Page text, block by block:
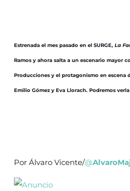
Estrenada el mes pasado en el SURGE, La
Ramos y ahora salta a un escenario mayor
Producciones y el protagonismo en escena
Emilio Gómez y Eva Llorach. Podremos
Por Álvaro Vicente/@